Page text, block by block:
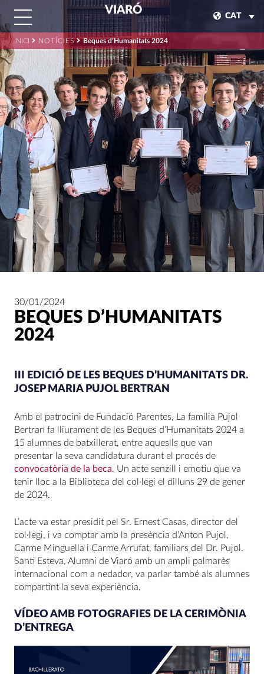
VIARÓ
CAT
INICI NOTÍCIES Beques d’Humanitats 2024
30/01/2024
BEQUES D’HUMANITATS
2024
III EDICIÓ DE LES BEQUES D’HUMANITATS DR.
JOSEP MARIA PUJOL BERTRAN
Amb el patrocini de Fundació Parentes, La família Pujol
Bertran fa lliurament de les Beques d’Humanitats 2024 a
15 alumnes de batxillerat, entre aqueslls que van
presentar la seva candidatura durant el procés de
convocatòria de la beca. Un acte senzill i emotiu que va
tenir lloc a la Biblioteca del col·legi el dilluns 29 de gener
de 2024.
L’acte va estar presidit pel Sr. Ernest Casas, director del
col·legi, i va comptar amb la presència d’Anton Pujol,
Carme Minguella i Carme Arrufat, familiars del Dr. Pujol.
Santi Esteva, Alumni de Viaró amb un ampli palmarès
internacional com a nedador, va parlar també als alumnes
compartint la seva experiència.
VÍDEO AMB FOTOGRAFIES DE LA CERIMÒNIA
D’ENTREGA